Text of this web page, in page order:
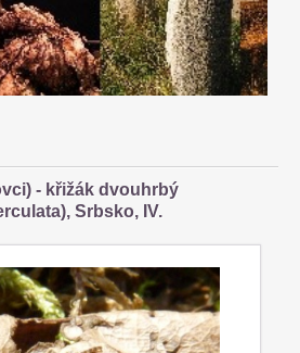
- křižák dvouhrbý
Srbsko, IV.